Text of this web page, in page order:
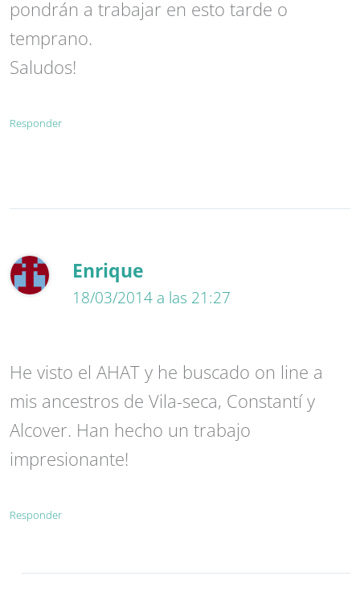
pondrán a trabajar en esto tarde o
temprano.
Saludos!
Responder
Enrique
18/03/2014 a las 21:27
He visto el AHAT y he buscado on line a
mis ancestros de Vila-seca, Constantí y
Alcover. Han hecho un trabajo
impresionante!
Responder